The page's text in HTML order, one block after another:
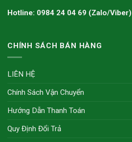
Hotline: 0984 24 04 69 (Zalo/Viber)
CHÍNH SÁCH BÁN HÀNG
LIÊN HỆ
Chính Sách Vận Chuyển
Hướng Dẫn Thanh Toán
Quy Định Đổi Trả